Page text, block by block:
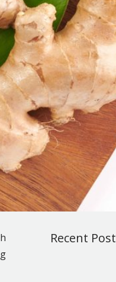
Recent Post